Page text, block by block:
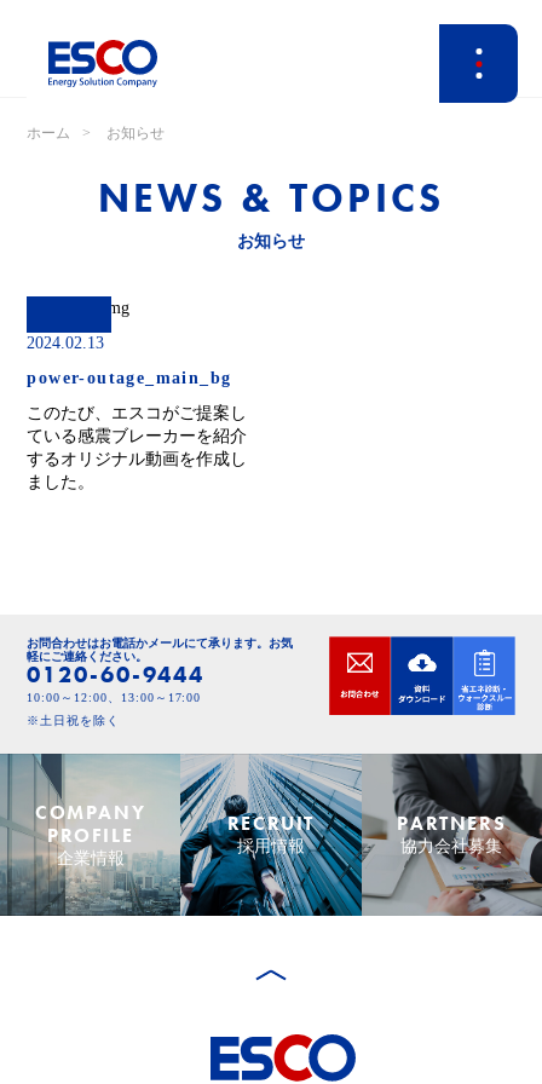
ホーム お知らせ
NEWS & TOPICS
お知らせ
2024.02.13
power-outage_main_bg
このたび、エスコがご提案し
ている感震ブレーカーを紹介
するオリジナル動画を作成し
ました。
お問合わせはお電話かメールにて承ります。 お気
軽にご連絡ください。
0120-60-9444
10:00～12:00、13:00～17:00
※土日祝を除く
COMPANY
PROFILE
企業情報
RECRUIT
採用情報
PARTNERS
協力会社募集